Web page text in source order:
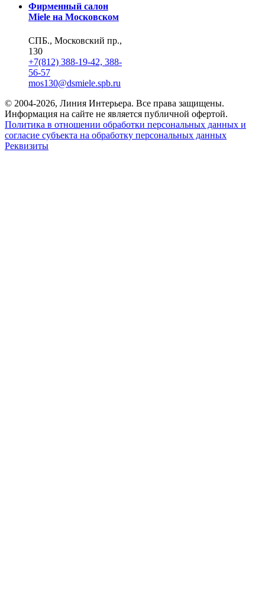
Фирменный салон
Miele на Московском
СПБ., Московский пр.,
130
+7(812) 388-19-42, 388-
56-57
mos130@dsmiele.spb.ru
© 2004-2026, Линия Интерьера. Все права защищены.
Информация на сайте не является публичной офертой.
Политика в отношении обработки персональных данных и
согласие субъекта на обработку персональных данных
Реквизиты